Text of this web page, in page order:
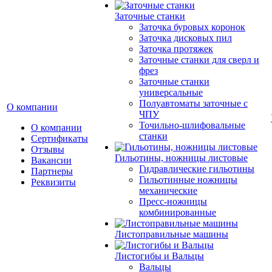
О компании
О компании
Сертификаты
Отзывы
Вакансии
Партнеры
Реквизиты
Заточные станки
Заточка буровых коронок
Заточка дисковых пил
Заточка протяжек
Заточные станки для сверл и
фрез
Заточные станки
универсальные
Полуавтоматы заточные с
ЧПУ
Точильно-шлифовальные
станки
Гильотины, ножницы листовые
Гидравлические гильотины
Гильотинные ножницы
механические
Пресс-ножницы
комбинированные
Листоправильные машины
Листогибы и Вальцы
Вальцы